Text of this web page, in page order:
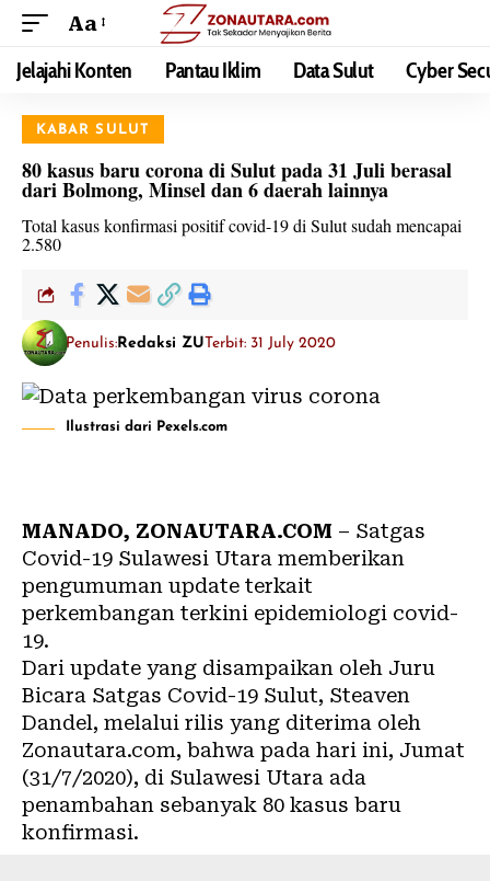
Aa
Jelajahi Konten Pantau Iklim Data Sulut Cyber
KABAR SULUT
80 kasus baru corona di Sulut pada 31 Juli berasal
dari Bolmong, Minsel dan 6 daerah lainnya
Total kasus konfirmasi positif covid-19 di Sulut sudah mencapai
2.580
Penulis: Redaksi ZUTerbit: 31 July 2020
Ilustrasi dari Pexels.com
MANADO, ZONAUTARA.COM – Satgas
Covid-19 Sulawesi Utara memberikan
pengumuman update terkait
perkembangan terkini epidemiologi covid-
19.
Dari update yang disampaikan oleh Juru
Bicara Satgas Covid-19 Sulut, Steaven
Dandel, melalui rilis yang diterima oleh
Zonautara.com, bahwa pada hari ini, Jumat
(31/7/2020), di Sulawesi Utara ada
penambahan sebanyak 80 kasus baru
konfirmasi.